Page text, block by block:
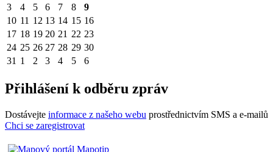
3
4 5 6 7 8
9
10 11 12 13 14 15 16
17 18 19 20 21 22 23
24 25 26 27 28 29 30
31 1 2 3 4 5 6
Přihlášení k odběru zpráv
Dostávejte informace z našeho webu prostřednictvím SMS a e-mailů
Chci se zaregistrovat